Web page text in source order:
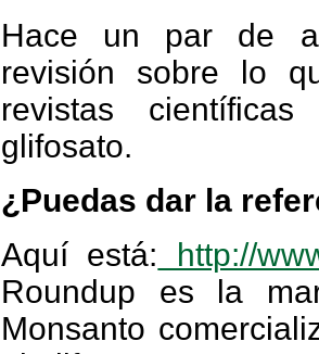
Hace un par de
revisión sobre lo
revistas
glifosato.
¿Puedas dar la
Aquí está: http://
Roundup es la
Monsanto